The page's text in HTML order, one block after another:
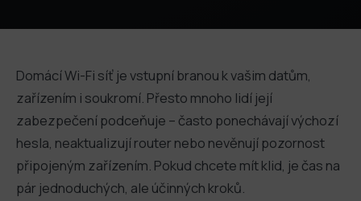
Domácí Wi-Fi síť je vstupní branou k vašim datům,
zařízením i soukromí. Přesto mnoho lidí její
zabezpečení podceňuje – často ponechávají výchozí
hesla, neaktualizují router nebo nevěnují pozornost
připojeným zařízením. Pokud chcete mít klid, je čas na
pár jednoduchých, ale účinných kroků.